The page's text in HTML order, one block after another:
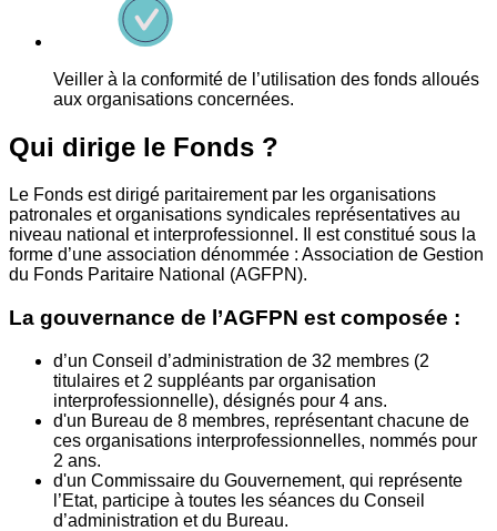
Veiller à la conformité de l’utilisation des fonds alloués
aux organisations concernées.
Qui dirige le Fonds ?
Le Fonds est dirigé paritairement par les organisations
patronales et organisations syndicales représentatives au
niveau national et interprofessionnel. Il est constitué sous la
forme d’une association dénommée : Association de Gestion
du Fonds Paritaire National (AGFPN).
La gouvernance de l’AGFPN est composée :
d’un Conseil d’administration de 32 membres (2
titulaires et 2 suppléants par organisation
interprofessionnelle), désignés pour 4 ans.
d'un Bureau de 8 membres, représentant chacune de
ces organisations interprofessionnelles, nommés pour
2 ans.
d'un Commissaire du Gouvernement, qui représente
l’Etat, participe à toutes les séances du Conseil
d’administration et du Bureau.